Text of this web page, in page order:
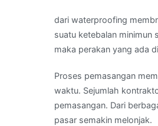
dari waterproofing
suatu ketebalan minimun
maka perakan yang ada
Proses pemasangan
waktu. Sejumlah
pemasangan. Dari
pasar semakin melonjak.